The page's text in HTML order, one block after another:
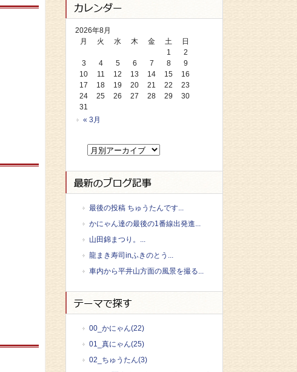
2026年8月
月
火 水 木 金 土
日
1
2
3
4 5 6 7 8
9
10
11 12 13 14 15
16
17
18 19 20 21 22
23
24
25 26 27 28 29
30
31
« 3月
最後の投稿 ちゅうたんです...
かにゃん達の最後の1番線出発進...
山田錦まつり。...
龍まき寿司inふきのとう...
車内から平井山方面の風景を撮る...
00_かにゃん(22)
01_真にゃん(25)
02_ちゅうたん(3)